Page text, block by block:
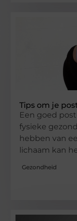
Tips om je
Een goed
fysieke
hebben van
lichaam kan
Gezondheid